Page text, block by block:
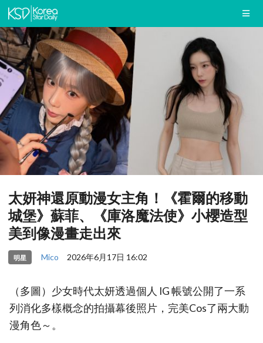
太妍神還原動漫女主角！《霍爾的移動
城堡》蘇菲、《庫洛魔法使》小櫻造型
美到像漫畫走出來
明星 Mico 2026年6月17日 16:02
（多圖）少女時代太妍透過個人 IG 帳號公開了一系
列消化多樣概念的拍攝幕後照片，完美Cos了兩大動
漫角色～。